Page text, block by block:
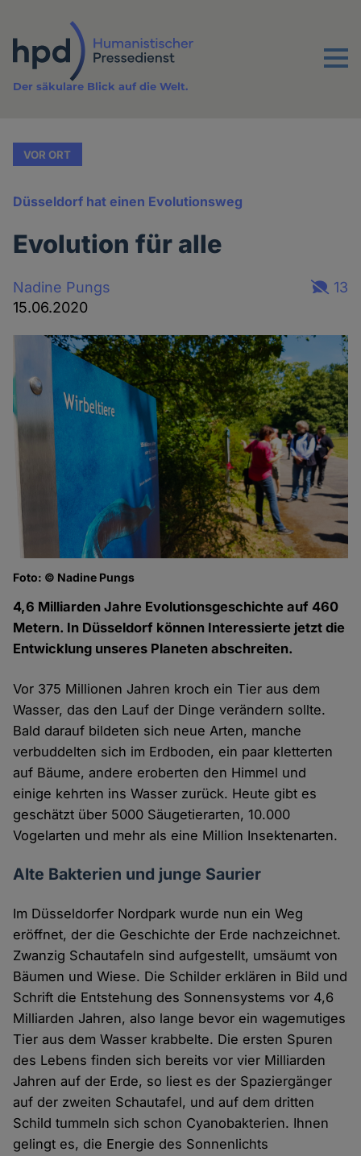
Inhalt
Menu
Der säkulare Blick auf die Welt.
VOR ORT
Düsseldorf hat einen Evolutionsweg
Evolution für alle
Nadine Pungs
15.06.2020
13
Foto: © Nadine Pungs
4,6 Milliarden Jahre Evolutionsgeschichte auf 460
Metern. In Düsseldorf können Interessierte jetzt die
Entwicklung unseres Planeten abschreiten.
Vor 375 Millionen Jahren kroch ein Tier aus dem
Wasser, das den Lauf der Dinge verändern sollte.
Bald darauf bildeten sich neue Arten, manche
verbuddelten sich im Erdboden, ein paar kletterten
auf Bäume, andere eroberten den Himmel und
einige kehrten ins Wasser zurück. Heute gibt es
geschätzt über 5000 Säugetierarten, 10.000
Vogelarten und mehr als eine Million Insektenarten.
Alte Bakterien und junge Saurier
Im Düsseldorfer Nordpark wurde nun ein Weg
eröffnet, der die Geschichte der Erde nachzeichnet.
Zwanzig Schautafeln sind aufgestellt, umsäumt von
Bäumen und Wiese. Die Schilder erklären in Bild und
Schrift die Entstehung des Sonnensystems vor 4,6
Milliarden Jahren, also lange bevor ein wagemutiges
Tier aus dem Wasser krabbelte. Die ersten Spuren
des Lebens finden sich bereits vor vier Milliarden
Jahren auf der Erde, so liest es der Spaziergänger
auf der zweiten Schautafel, und auf dem dritten
Schild tummeln sich schon Cyanobakterien. Ihnen
gelingt es, die Energie des Sonnenlichts